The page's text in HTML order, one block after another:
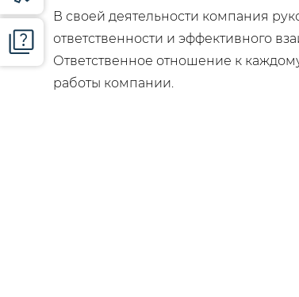
В своей деятельности компания
ответственности и эффективного
Ответственное отношение к
работы компании.